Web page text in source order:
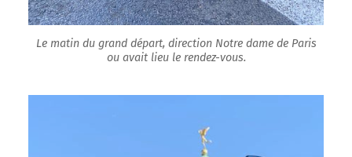
Le matin du grand départ, direction Notre dame de Paris
ou avait lieu le rendez-vous.